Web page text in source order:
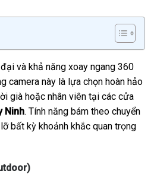
và khả năng xoay ngang 360
camera này là lựa chọn hoàn hảo
già hoặc nhân viên tại các cửa
Ninh. Tính năng bám theo chuyển
bất kỳ khoảnh khắc quan trọng